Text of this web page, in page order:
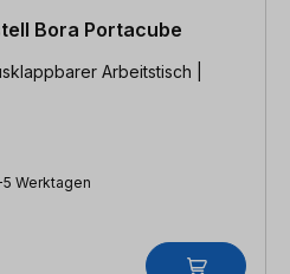
Bora Portacube
Arbeitstisch |
Werktagen